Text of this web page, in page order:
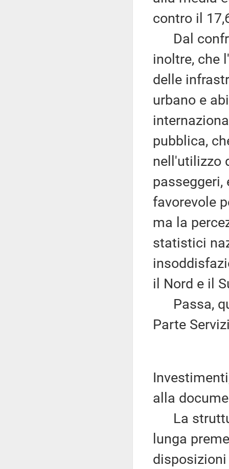
contro il
Dal
inoltre, che
delle
urbano e
pubblica,
nell'utilizzo
favorevole
ma la
statistici
il Nord e il
Passa,
Parte
alla
La
lunga